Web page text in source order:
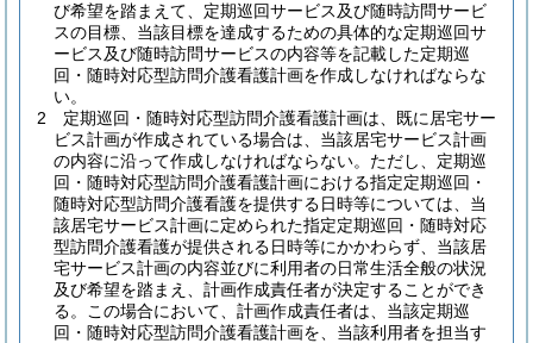
び希望を踏まえて、定期巡回サービス及び随時訪問サービ
スの目標、当該目標を達成するための具体的な定期巡回サ
ービス及び随時訪問サービスの内容等を記載した定期巡
回・随時対応型訪問介護看護計画を作成しなければならな
い。
2
定期巡回・随時対応型訪問介護看護計画は、既に居宅サー
ビス計画が作成されている場合は、当該居宅サービス計画
の内容に沿って作成しなければならない。 ただし、定期巡
回・随時対応型訪問介護看護計画における指定定期巡回・
随時対応型訪問介護看護を提供する日時等については、当
該居宅サービス計画に定められた指定定期巡回・随時対応
型訪問介護看護が提供される日時等にかかわらず、当該居
宅サービス計画の内容並びに利用者の日常生活全般の状況
及び希望を踏まえ、計画作成責任者が決定することができ
る。
この場合において、計画作成責任者は、当該定期巡
回・随時対応型訪問介護看護計画を、当該利用者を担当す